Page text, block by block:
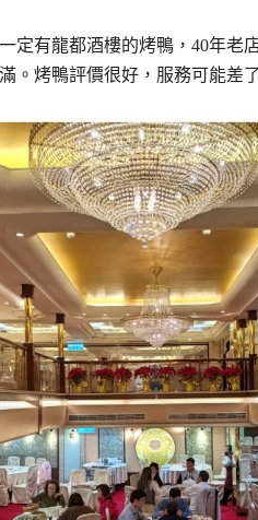
定有龍都酒樓的烤鴨，40年老
。烤鴨評價很好，服務可能差